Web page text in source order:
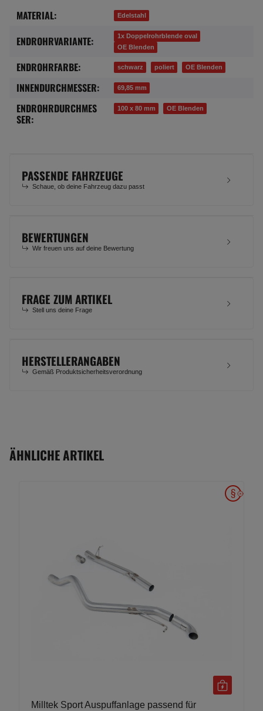
Produkteigenschaft
Wert
MATERIAL: Edelstahl
ENDROHRVARIANTE:
1x Doppelrohrblende oval
OE Blenden
ENDROHRFARBE: schwarz poliert OE Blenden
INNENDURCHMESSER: 69,85 mm
ENDROHRDURCHMES
SER:
100 x 80 mm OE Blenden
PASSENDE FAHRZEUGE
Schaue, ob deine Fahrzeug dazu passt
BEWERTUNGEN
Wir freuen uns auf deine Bewertung
FRAGE ZUM ARTIKEL
Stell uns deine Frage
HERSTELLERANGABEN
Gemäß Produktsicherheitsverordnung
ÄHNLICHE ARTIKEL
Milltek Sport Auspuffanlage passend für